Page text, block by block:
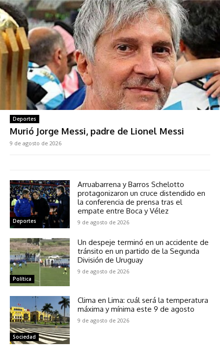
Deportes
Murió Jorge Messi, padre de Lionel Messi
9 de agosto de 2026
Deportes
Arruabarrena y Barros Schelotto
protagonizaron un cruce distendido en
la conferencia de prensa tras el
empate entre Boca y Vélez
9 de agosto de 2026
Política
Un despeje terminó en un accidente de
tránsito en un partido de la Segunda
División de Uruguay
9 de agosto de 2026
Sociedad
Clima en Lima: cuál será la temperatura
máxima y mínima este 9 de agosto
9 de agosto de 2026